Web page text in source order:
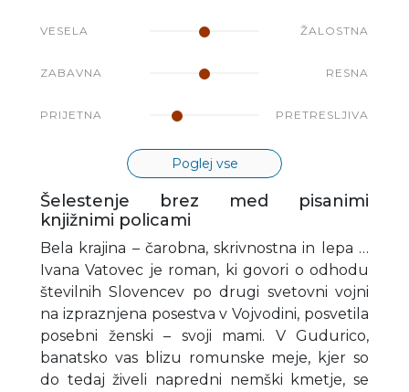
VESELA ŽALOSTNA
ZABAVNA RESNA
PRIJETNA PRETRESLJIVA
Poglej vse
Šelestenje brez med pisanimi
knjižnimi policami
Bela krajina – čarobna, skrivnostna in lepa …
Ivana Vatovec je roman, ki govori o odhodu
številnih Slovencev po drugi svetovni vojni
na izpraznjena posestva v Vojvodini, posvetila
posebni ženski – svoji mami. V Gudurico,
banatsko vas blizu romunske meje, kjer so
do tedaj živeli napredni nemški kmetje, se